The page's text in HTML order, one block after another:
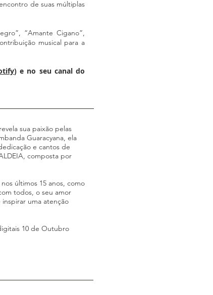
de suas múltiplas
“Amante Cigano”,
musical para a
) e no seu canal do
sua paixão pelas
Guaracyana, ela
e cantos de
composta por
últimos 15 anos, como
todos, o seu amor
uma atenção
10 de Outubro